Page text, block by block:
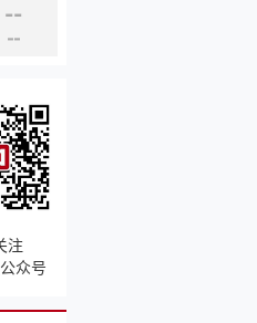
--
--
注
众号